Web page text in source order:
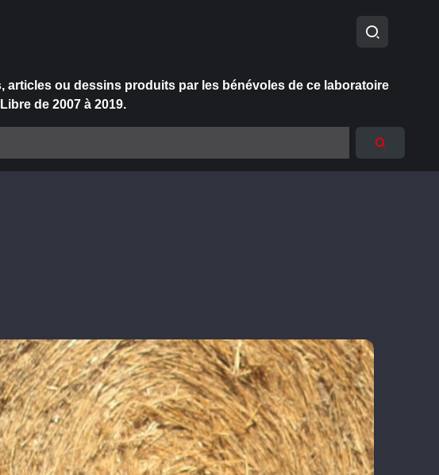
articles ou dessins produits par les bénévoles de ce laboratoire
de 2007 à 2019.